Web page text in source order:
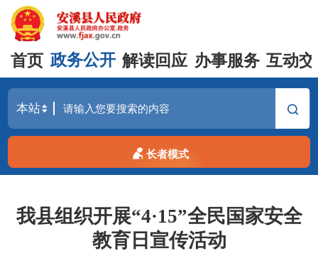
首页 政务公开 解读回应 办事服务 互动
长者模式
我县组织开展“4·15”全民国家安全
教育日宣传活动